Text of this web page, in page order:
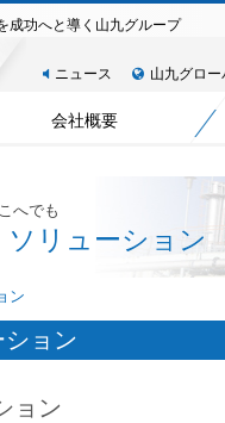
成功へと導く山九グループ
ニュース 山九グロー
会社概要
へでも
リューション
ン
ョン
ョン